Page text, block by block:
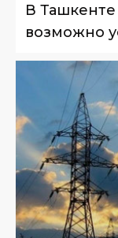
В Ташкенте
возможно